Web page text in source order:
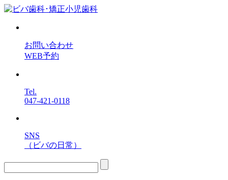
お問い合わせ
WEB予約
Tel.
047-421-0118
SNS
（ビバの日常）